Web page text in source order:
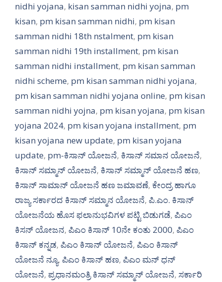
nidhi yojana, kisan samman nidhi yojna, pm
kisan, pm kisan samman nidhi, pm kisan
samman nidhi 18th nstalment, pm kisan
samman nidhi 19th installment, pm kisan
samman nidhi installment, pm kisan samman
nidhi scheme, pm kisan samman nidhi yojana,
pm kisan samman nidhi yojana online, pm kisan
samman nidhi yojna, pm kisan yojana, pm kisan
yojana 2024, pm kisan yojana installment, pm
kisan yojana new update, pm kisan yojana
update, pm-ಕಿಸಾನ್ ಯೋಜನೆ, ಕಿಸಾನ್ ಸಮಾನ ಯೋಜನೆ,
ಕಿಸಾನ್ ಸಮ್ಮಾನ್ ಯೋಜನೆ, ಕಿಸಾನ್ ಸಮ್ಮಾನ್ ಯೋಜನೆ ಹಣ,
ಕಿಸಾನ್ ಸಾಮಾನ್ ಯೋಜನೆ ಹಣ ಜಮಾವಣೆ, ಕೇಂದ್ರ ಹಾಗೂ
ರಾಜ್ಯ ಸರ್ಕಾರದ ಕಿಸಾನ್ ಸಮ್ಮಾನ ಯೋಜನೆ, ಪಿ.ಎಂ. ಕಿಸಾನ್
ಯೋಜನೆಯ ಹೊಸ ಫಲಾನುಭವಿಗಳ ಪಟ್ಟಿ ಬಿಡುಗಡೆ, ಪಿಎಂ
ಕಿಸನ್ ಯೋಜನ, ಪಿಎಂ ಕಿಸಾನ್ 10ನೇ ಕಂತು 2000, ಪಿಎಂ
ಕಿಸಾನ್ ಕನ್ನಡ, ಪಿಎಂ ಕಿಸಾನ್ ಯೋಜನೆ, ಪಿಎಂ ಕಿಸಾನ್
ಯೋಜನೆ ನ್ಯೂ, ಪಿಎಂ ಕಿಸಾನ್ ಹಣ, ಪಿಎಂ ಮನ್ ಧನ್
ಯೋಜನೆ, ಪ್ರಧಾನಮಂತ್ರಿ ಕಿಸಾನ್ ಸಮ್ಮಾನ್ ಯೋಜನೆ, ಸರ್ಕಾರಿ